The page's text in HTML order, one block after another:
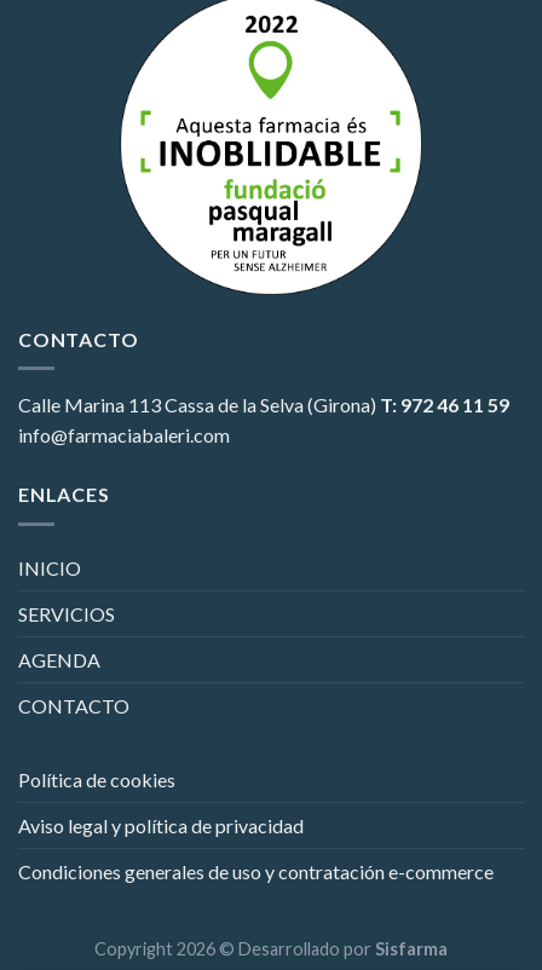
CONTACTO
Calle Marina 113Cassa de la Selva (Girona) T: 972 46 11 59
info@farmaciabaleri.com
ENLACES
INICIO
SERVICIOS
AGENDA
CONTACTO
Política de cookies
Aviso legal y política de privacidad
Condiciones generales de uso y contratación e-commerce
Copyright 2026 © Desarrollado por Sisfarma